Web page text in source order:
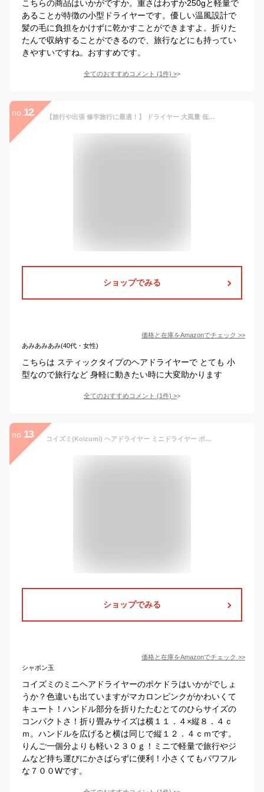
こちらの商品はいかがですか。重さはわずか250gと軽量で
あることが特徴の小型ドライヤーです。優しい温風設計で
髪の毛に負担をかけずに乾かすことができますよ。折りた
たんで収納することができるので、旅行などにも持ってい
きやすいですね。おすすめです。
全てのおすすめコメント (1件) >
no. 12 【旅行や出張 修学旅行に最適！】 ドライヤー 大風量 低温 速乾 軽量 1200W 小型 コンパクト マイナスイオン 3段階温度調節 11万回転 nikome ハイスピードヘアドライヤー NKM-SHD01 (ブラック)
ショップでみる
価格と在庫をAmazonでチェック >>
あみあみあみ(40代・女性)
こちらは スティックタイプのヘアドライヤーで とても 小
型なので旅行など 身軽に動きたい時に大変助かります
全てのおすすめコメント (1件) >
no. 13 コイズミ(Koizumi) ヘアドライヤー ミニドライヤー ポケドラ マカロンピンク KHD-9730/P
ショップでみる
価格と在庫をAmazonでチェック >>
シャボン玉
コイズミのミニヘアドライヤーのポケドラはいかがでしょ
うか？色違いも出ていますがマカロンピンクがかわいくて
キュート！ハンドル部分を折りたたむとてのひらサイズの
コンパクトさ！折り畳みサイズは横１１．４×縦８．４ｃ
ｍ。ハンドルを広げると横は同じで縦１２．４ｃｍです。
りんご一個分よりも軽い２３０ｇ！ミニで軽量で旅行やジ
ムなど持ち運びにかさばらずに便利！小さくてもパワフル
な７００Wです。